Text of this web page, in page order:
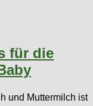
für die
und Muttermilch ist